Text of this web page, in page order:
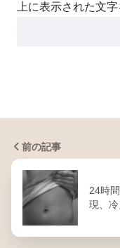
上に表示された文
前の記事
24時
現、